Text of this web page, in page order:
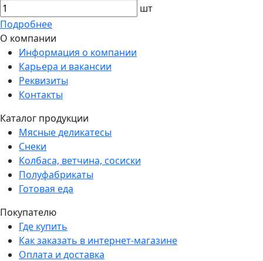
шт
Подробнее
О компании
Информация о компании
Карьера и вакансии
Реквизиты
Контакты
Каталог продукции
Мясные деликатесы
Снеки
Колбаса, ветчина, сосиски
Полуфабрикаты
Готовая еда
Покупателю
Где купить
Как заказать в интернет-магазине
Оплата и доставка